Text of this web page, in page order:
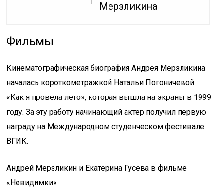
Мерзликина
Фильмы
Кинематографическая биография Андрея Мерзликина
началась короткометражкой Натальи Погоничевой
«Как я провела лето», которая вышла на экраны в 1999
году. За эту работу начинающий актер получил первую
награду на Международном студенческом фестивале
ВГИК.
Андрей Мерзликин и Екатерина Гусева в фильме
«Невидимки»